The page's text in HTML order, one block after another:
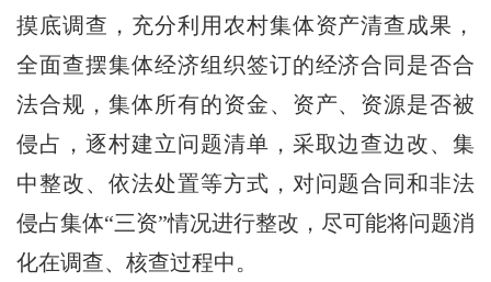
摸底调查，充分利用农村集体资产清查成果，
全面查摆集体经济组织签订的经济合同是否合
法合规，集体所有的资金、资产、资源是否被
侵占，逐村建立问题清单，采取边查边改、集
中整改、依法处置等方式，对问题合同和非法
侵占集体“三资”情况进行整改，尽可能将问题消
化在调查、核查过程中。